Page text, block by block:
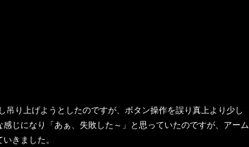
り上げようとしたのですが、ボタン操作を誤り真上より少し
じになり「あぁ、失敗した～」と思っていたのですが、アーム
きました。